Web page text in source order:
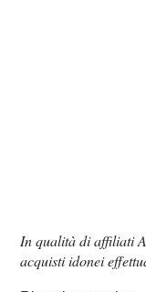
In qualità di affiliati
acquisti idonei